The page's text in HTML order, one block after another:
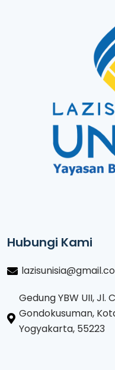
Hubungi Kami
Gedung YBW UII, Jl.
Gondokusuman,
Yogyakarta, 55223